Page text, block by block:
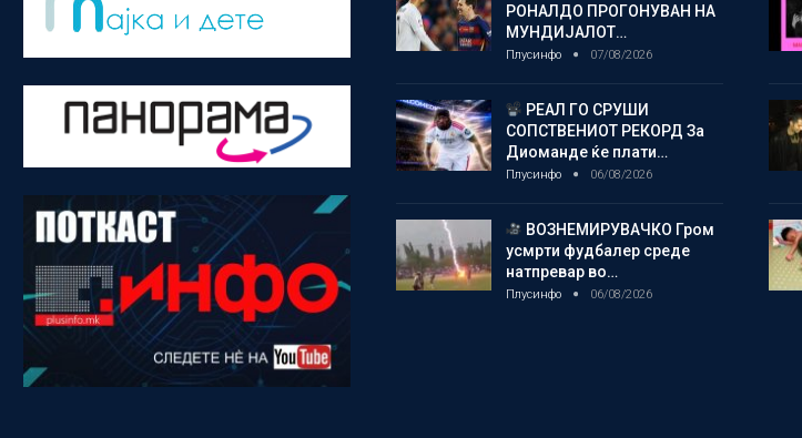
РОНАЛДО ПРОГОНУВАН НА
МУНДИЈАЛОТ…
Плусинфо 07/08/2026
РЕАЛ ГО СРУШИ
СОПСТВЕНИОТ РЕКОРД За
Диоманде ќе плати…
Плусинфо 06/08/2026
ВОЗНЕМИРУВАЧКО Гром
усмрти фудбалер среде
натпревар во…
Плусинфо 06/08/2026